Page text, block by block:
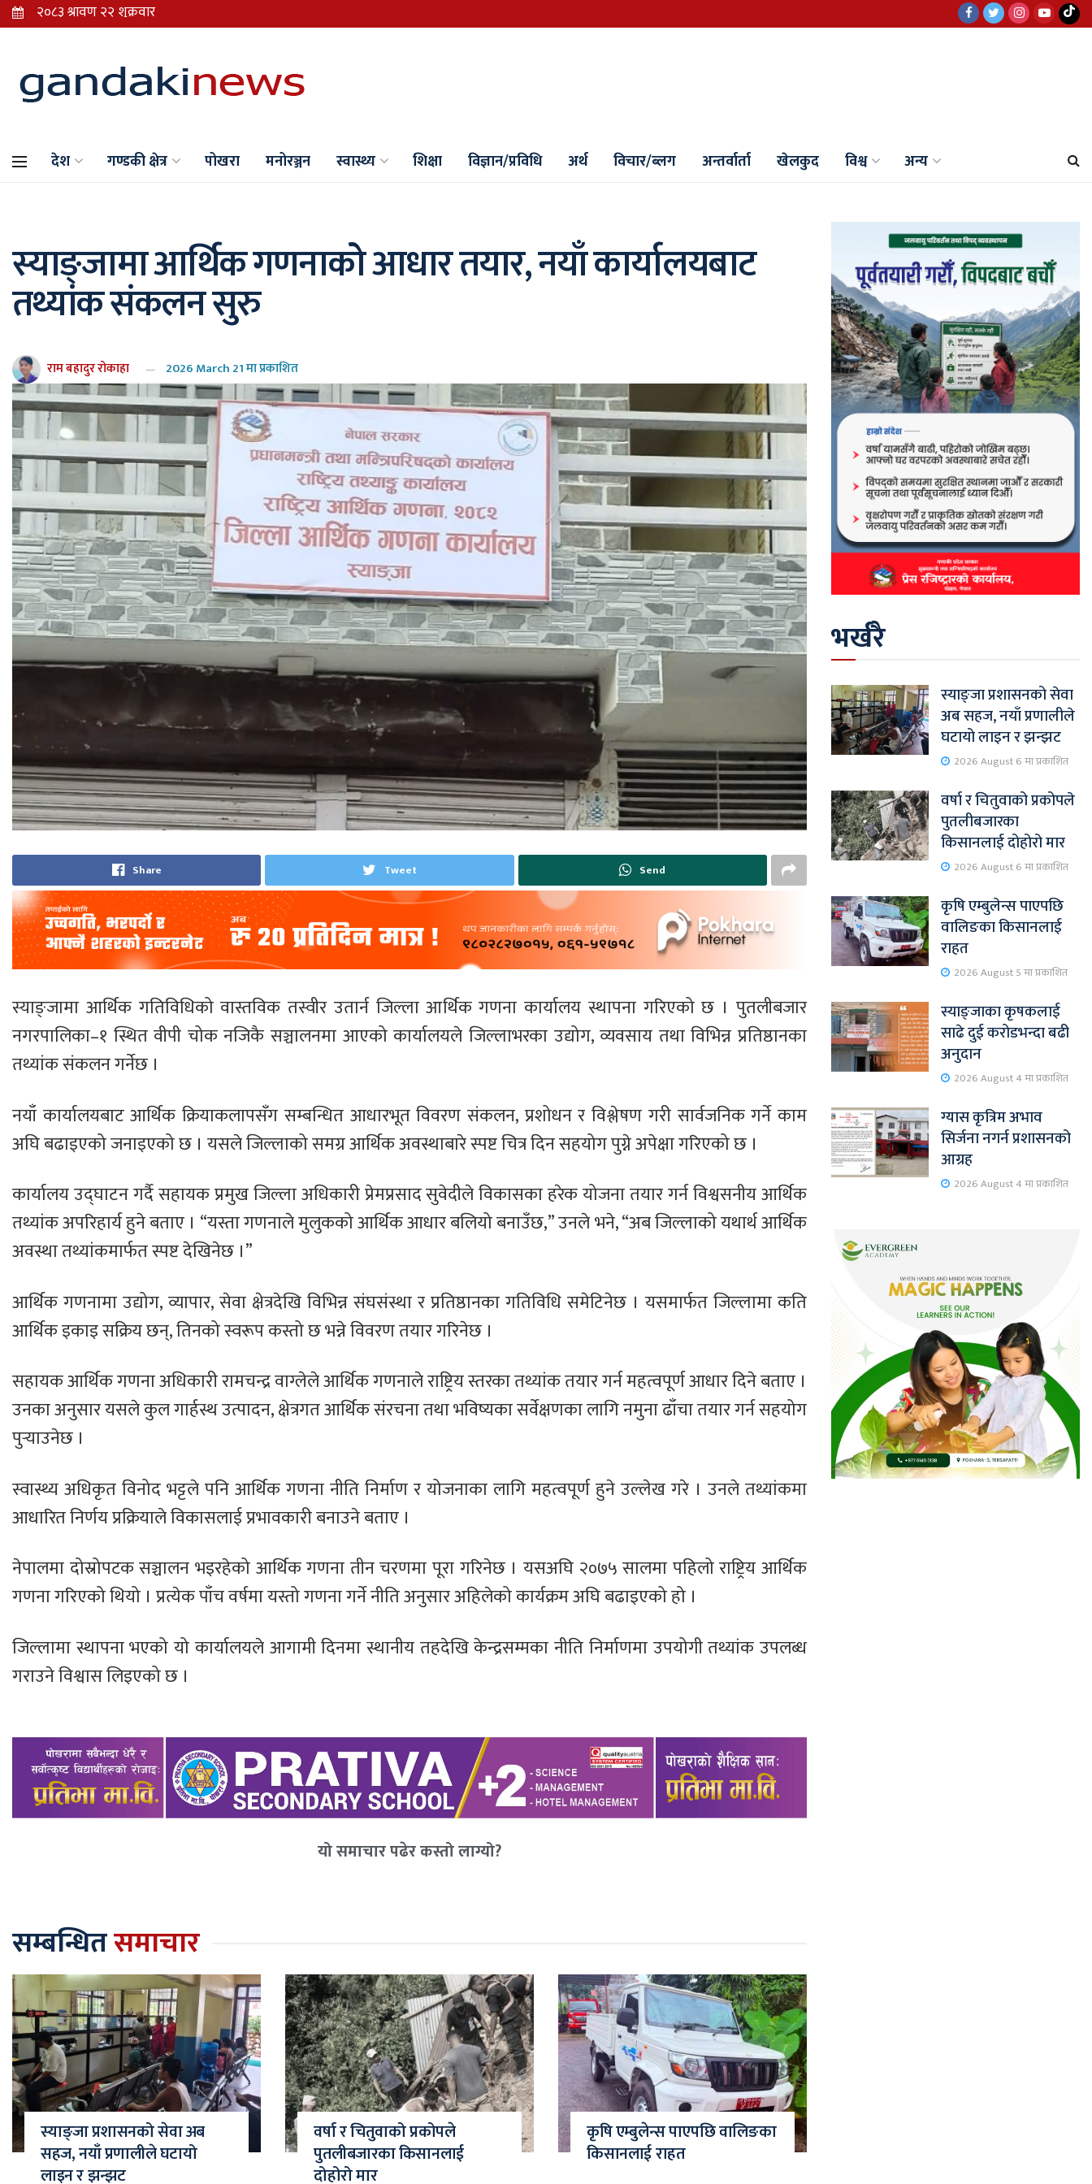
देश गण्डकी क्षेत्र पोखरा मनोरञ्जन स्वास्थ्य शिक्षा विज्ञान/प्रविधि अर्थ विचार/ब्लग अन्तर्वार्ता खेलकुद विश्व अन्य
स्याङ्जामा आर्थिक गणनाको आधार तयार, नयाँ कार्यालयबाट
तथ्यांक संकलन सुरु
राम बहादुर रोकाहा 2026 March 21 मा प्रकाशित
Share Tweet Send
स्याङ्जामा आर्थिक गतिविधिको वास्तविक तस्वीर उतार्न जिल्ला आर्थिक गणना कार्यालय स्थापना गरिएको छ । पुतलीबजार
नगरपालिका–१ स्थित वीपी चोक नजिकै सञ्चालनमा आएको कार्यालयले जिल्लाभरका उद्योग, व्यवसाय तथा विभिन्न प्रतिष्ठानका
तथ्यांक संकलन गर्नेछ ।
नयाँ कार्यालयबाट आर्थिक क्रियाकलापसँग सम्बन्धित आधारभूत विवरण संकलन, प्रशोधन र विश्लेषण गरी सार्वजनिक गर्ने काम
अघि बढाइएको जनाइएको छ । यसले जिल्लाको समग्र आर्थिक अवस्थाबारे स्पष्ट चित्र दिन सहयोग पुग्ने अपेक्षा गरिएको छ ।
कार्यालय उद्घाटन गर्दै सहायक प्रमुख जिल्ला अधिकारी प्रेमप्रसाद सुवेदीले विकासका हरेक योजना तयार गर्न विश्वसनीय आर्थिक
तथ्यांक अपरिहार्य हुने बताए । “यस्ता गणनाले मुलुकको आर्थिक आधार बलियो बनाउँछ,” उनले भने, “अब जिल्लाको यथार्थ आर्थिक
अवस्था तथ्यांकमार्फत स्पष्ट देखिनेछ ।”
आर्थिक गणनामा उद्योग, व्यापार, सेवा क्षेत्रदेखि विभिन्न संघसंस्था र प्रतिष्ठानका गतिविधि समेटिनेछ । यसमार्फत जिल्लामा कति
आर्थिक इकाइ सक्रिय छन्, तिनको स्वरूप कस्तो छ भन्ने विवरण तयार गरिनेछ ।
सहायक आर्थिक गणना अधिकारी रामचन्द्र वाग्लेले आर्थिक गणनाले राष्ट्रिय स्तरका तथ्यांक तयार गर्न महत्वपूर्ण आधार दिने बताए ।
उनका अनुसार यसले कुल गार्हस्थ उत्पादन, क्षेत्रगत आर्थिक संरचना तथा भविष्यका सर्वेक्षणका लागि नमुना ढाँचा तयार गर्न सहयोग
पुर्‍याउनेछ ।
स्वास्थ्य अधिकृत विनोद भट्टले पनि आर्थिक गणना नीति निर्माण र योजनाका लागि महत्वपूर्ण हुने उल्लेख गरे । उनले तथ्यांकमा
आधारित निर्णय प्रक्रियाले विकासलाई प्रभावकारी बनाउने बताए ।
नेपालमा दोस्रोपटक सञ्चालन भइरहेको आर्थिक गणना तीन चरणमा पूरा गरिनेछ । यसअघि २०७५ सालमा पहिलो राष्ट्रिय आर्थिक
गणना गरिएको थियो । प्रत्येक पाँच वर्षमा यस्तो गणना गर्ने नीति अनुसार अहिलेको कार्यक्रम अघि बढाइएको हो ।
जिल्लामा स्थापना भएको यो कार्यालयले आगामी दिनमा स्थानीय तहदेखि केन्द्रसम्मका नीति निर्माणमा उपयोगी तथ्यांक उपलब्ध
गराउने विश्वास लिइएको छ ।
यो समाचार पढेर कस्तो लाग्यो?
सम्बन्धितसमाचार
स्याङ्जा प्रशासनको सेवा अब
सहज, नयाँ प्रणालीले घटायो
लाइन र झन्झट
वर्षा र चितुवाको प्रकोपले
पुतलीबजारका किसानलाई
दोहोरो मार
कृषि एम्बुलेन्स पाएपछि वालिङका
किसानलाई राहत
भर्खरै
स्याङ्जा प्रशासनको सेवा
अब सहज, नयाँ प्रणालीले
घटायो लाइन र झन्झट
2026 August 6 मा प्रकाशित
वर्षा र चितुवाको प्रकोपले
पुतलीबजारका
किसानलाई दोहोरो मार
2026 August 6 मा प्रकाशित
कृषि एम्बुलेन्स पाएपछि
वालिङका किसानलाई
राहत
2026 August 5 मा प्रकाशित
स्याङ्जाका कृषकलाई
साढे दुई करोडभन्दा बढी
अनुदान
2026 August 4 मा प्रकाशित
ग्यास कृत्रिम अभाव
सिर्जना नगर्न प्रशासनको
आग्रह
2026 August 4 मा प्रकाशित